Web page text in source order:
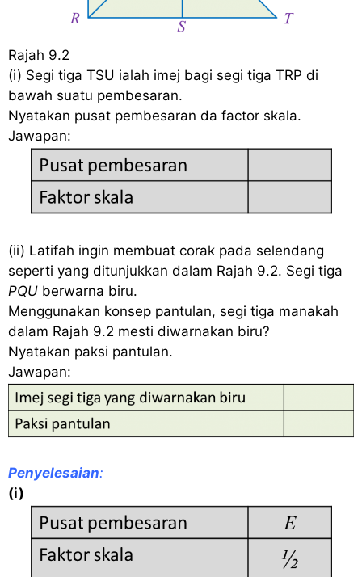
Rajah 9.2
(i) Segi tiga TSU ialah imej bagi segi tiga TRP di
bawah suatu pembesaran.
Nyatakan pusat pembesaran da factor skala.
Jawapan:
(ii) Latifah ingin membuat corak pada selendang
seperti yang ditunjukkan dalam Rajah 9.2. Segi tiga
PQU berwarna biru.
Menggunakan konsep pantulan, segi tiga manakah
dalam Rajah 9.2 mesti diwarnakan biru?
Nyatakan paksi pantulan.
Jawapan:
Penyelesaian:
(i)